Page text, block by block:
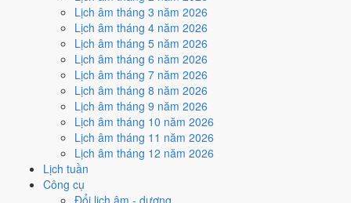
Lịch âm tháng 3 năm 2026
Lịch âm tháng 4 năm 2026
Lịch âm tháng 5 năm 2026
Lịch âm tháng 6 năm 2026
Lịch âm tháng 7 năm 2026
Lịch âm tháng 8 năm 2026
Lịch âm tháng 9 năm 2026
Lịch âm tháng 10 năm 2026
Lịch âm tháng 11 năm 2026
Lịch âm tháng 12 năm 2026
Lịch tuần
Công cụ
Đổi lịch âm - dương
Bế và Ngày Hắc Đạogây bất lợi.
Cách tính ngày tốt
Mua xe - tậu xe
Xấu
Mua xe - tậu xe hôm nay ởmức xấu (3/10)
Ngày Hắc Đạogây bất lợi.
Cách tính ngày tốt
Xuất hành - đi xa
Xấu
Xuất hành - đi xa hôm nay ở
Ngày Hắc Đạo